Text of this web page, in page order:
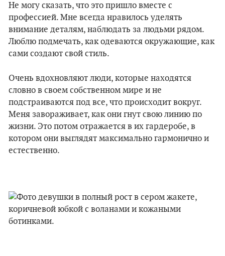
Не могу сказать, что это пришло вместе с
профессией. Мне всегда нравилось уделять
внимание деталям, наблюдать за людьми рядом.
Люблю подмечать, как одеваются окружающие, как
сами создают свой стиль.
Очень вдохновляют люди, которые находятся
словно в своем собственном мире и не
подстраиваются под все, что происходит вокруг.
Меня завораживает, как они гнут свою линию по
жизни. Это потом отражается в их гардеробе, в
котором они выглядят максимально гармонично и
естественно.